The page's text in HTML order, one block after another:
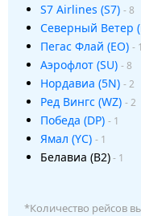
S7 Airlines (S7) - 8
Северный Ветер
Пегас Флай (EO) - 1
Аэрофлот (SU) - 8
Нордавиа (5N) - 2
Ред Вингс (WZ) - 2
Победа (DP) - 1
Ямал (YC) - 1
Белавиа (B2)- 1
*Количество рейсов